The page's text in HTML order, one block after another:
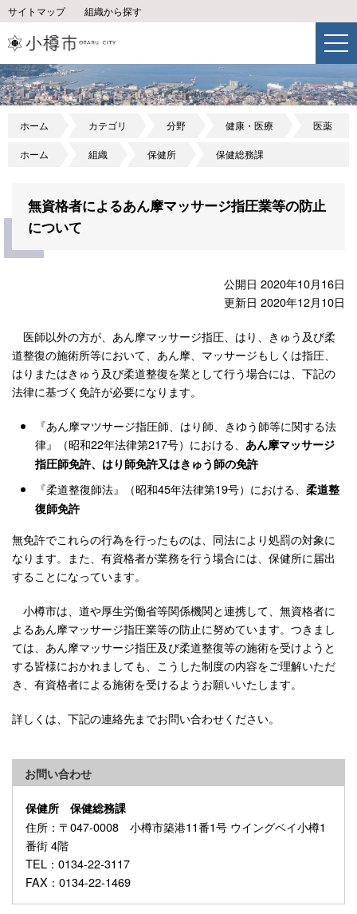
サイトマップ 組織から探す
ホーム カテゴリ 分野 健康・医療 医薬
ホーム 組織 保健所 保健総務課
無資格者によるあん摩マッサージ指圧業等の防止
について
公開日 2020年10月16日
更新日 2020年12月10日
医師以外の方が、あん摩マッサージ指圧、はり、きゅう及び柔
道整復の施術所等において、あん摩、マッサージもしくは指圧、
はりまたはきゅう及び柔道整復を業として行う場合には、下記の
法律に基づく免許が必要になります。
『あん摩マツサージ指圧師、はり師、きゆう師等に関する法
律』（昭和22年法律第217号）における、 あん摩マッサージ
指圧師免許、はり師免許又はきゅう師の免許
『柔道整復師法』（昭和45年法律第19号）における、 柔道整
復師免許
無免許でこれらの行為を行ったものは、同法により処罰の対象に
なります。また、有資格者が業務を行う場合には、保健所に届出
することになっています。
小樽市は、道や厚生労働省等関係機関と連携して、無資格者に
よるあん摩マッサージ指圧業等の防止に努めています。つきまし
ては、あん摩マッサージ指圧及び柔道整復等の施術を受けようと
する皆様におかれましても、こうした制度の内容をご理解いただ
き、有資格者による施術を受けるようお願いいたします。
詳しくは、下記の連絡先までお問い合わせください。
お問い合わせ
保健所 保健総務課
住所 ：〒047-0008 小樽市築港11番1号 ウイングベイ小樽1
番街 4階
TEL ：0134-22-3117
FAX ：0134-22-1469